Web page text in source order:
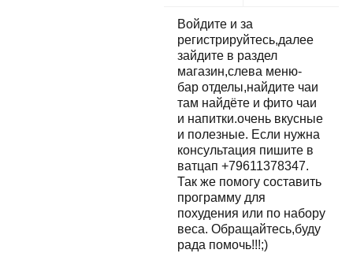
Войдите и за
регистрируйтесь,далее
зайдите в раздел
магазин,слева меню-
бар отделы,найдите чаи
там найдёте и фито чаи
и напитки.очень вкусные
и полезные. Если нужна
консультация пишите в
ватцап +79611378347.
Так же помогу составить
программу для
похудения или по набору
веса. Обращайтесь,буду
рада помочь!!!;)